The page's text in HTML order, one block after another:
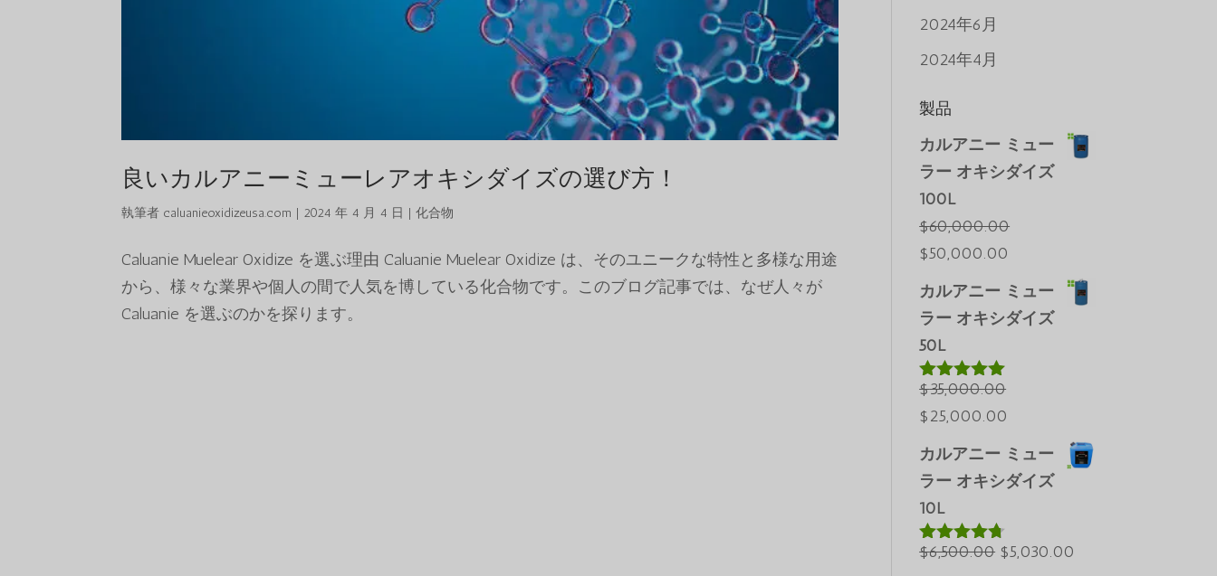
良いカルアニーミューレアオキシダイズの選び方！
執筆者 caluanieoxidizeusa.com | 2024 年 4 月 4 日 |化合物
Caluanie Muelear Oxidize を選ぶ理由 Caluanie Muelear Oxidize は、そのユニークな特性と多様な用途
から、様々な業界や個人の間で人気を博している化合物です。このブログ記事では、なぜ人々が
Caluanie を選ぶのかを探ります。
2024年6月
2024年4月
製品
カルアニー ミュー
ラー オキシダイズ
100L
$60,000.00
元
の
価
は
$60,000.00
で
し
た。
$50,000.00
の
す。
カルアニー ミュー
ラー オキシダイズ
50L
5段階中5.00
の評価
$35,000.00
元
の
価
は
$35,000.00
$25,000.00
の
は
カルアニー ミュー
ラー オキシダイズ
10L
5段階中
$6,500.00 元
$5,030.00
ພາສາລາວ
العربية
Türkçe
Azərbaycan dili